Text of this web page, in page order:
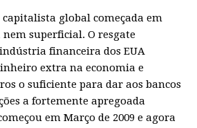
global começada em
nem superficial. O resgate
financeira dos EUA
extra na economia e
o suficiente para dar aos bancos
a fortemente apregoada
em Março de 2009 e agora